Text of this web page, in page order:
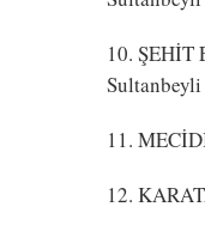
10. ŞEHİT
Sultanbeyli
11.
12.